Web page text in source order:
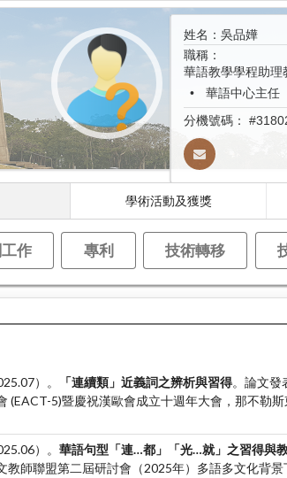
姓名：吳品嬅
職稱：
華語教學學程助理
華語中心主任
分機號碼：
學術活動及獲獎
作 專利 技術轉移
）。 「連續類」近義詞之辨析與習得。論文發
(EACT-5)暨慶祝漢歐會成立十週年大會，那不勒
）。 華語句型「連…都」「光…就」之習得與
教師聯盟第二屆研討會（2025年）多語多文化背